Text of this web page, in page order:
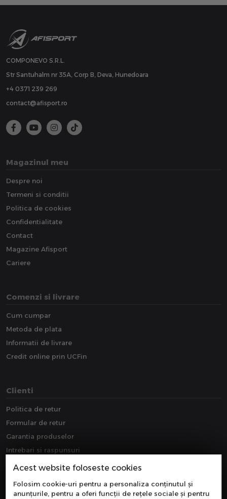
COMPONEVO S.R.L.
Str Santuhalm nr 35A, Corp B, Deva, Hunedoara
+4 0371 239 269
contact@afisport.ro
Magazinul meu
Despre noi
Termeni si conditii
Politica de cookies
Confidentialitate
Contact
Magazine Afisport
Cariere
Comenzi si livrare
Cum cumpar
Metoda de plata
Informatii de livrare
Credit online prin UCFin
Clienti
Politica de retur
Formular de retur
Garantia produselor
Intrebari si raspunsuri
Downloads
Acest website foloseste cookies
Folosim cookie-uri pentru a personaliza conținutul și
anunțurile, pentru a oferi funcții de rețele sociale și pentru